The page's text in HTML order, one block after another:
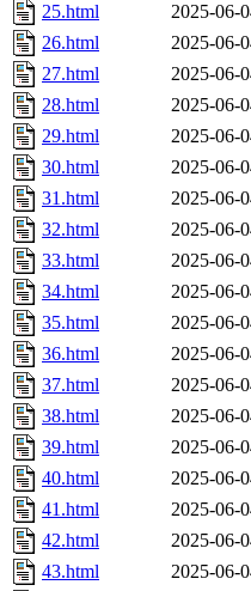
25.html
2025-06-
26.html
2025-06-
27.html
2025-06-
28.html
2025-06-
29.html
2025-06-
30.html
2025-06-
31.html
2025-06-
32.html
2025-06-
33.html
2025-06-
34.html
2025-06-
35.html
2025-06-
36.html
2025-06-
37.html
2025-06-
38.html
2025-06-
39.html
2025-06-
40.html
2025-06-
41.html
2025-06-
42.html
2025-06-
43.html
2025-06-